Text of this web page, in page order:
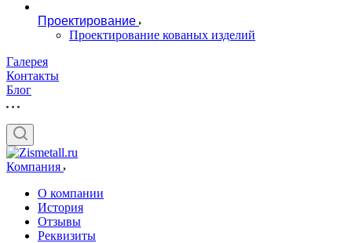
Проектирование
Проектирование кованых изделий
Галерея
Контакты
Блог
Компания
О компании
История
Отзывы
Реквизиты